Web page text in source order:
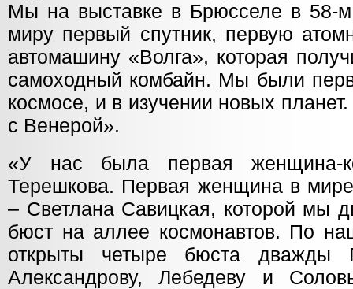
Мы на выставке в Брюсселе в 58-м
миру первый спутник, первую
автомашину «Волга», которая
самоходный комбайн. Мы были
космосе, и в изучении новых
с Венерой».
«У нас была первая женщина-
Терешкова. Первая женщина в
– Светлана Савицкая, которой мы
бюст на аллее космонавтов. По
открыты четыре бюста дважды
Александрову, Лебедеву и